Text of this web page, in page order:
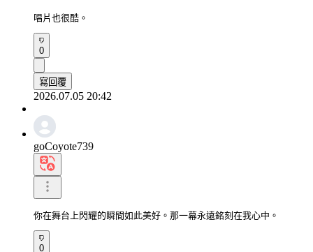
唱片也很酷。
0
寫回覆
2026.07.05 20:42
goCoyote739
你在舞台上閃耀的瞬間如此美好。那一幕永遠銘刻在我心中。
0